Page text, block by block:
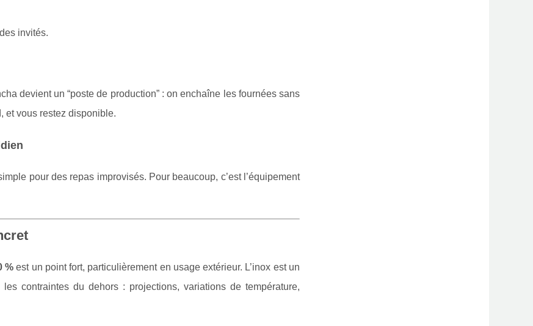
invités.
devient un “poste de production” : on enchaîne les fournées sans
et vous restez disponible.
pour des repas improvisés. Pour beaucoup, c’est l’équipement
% est un point fort, particulièrement en usage extérieur. L’inox est un
contraintes du dehors : projections, variations de température,